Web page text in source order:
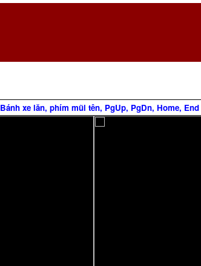
Bánh xe lăn, phím mũi tên, PgUp, PgDn, Home, End